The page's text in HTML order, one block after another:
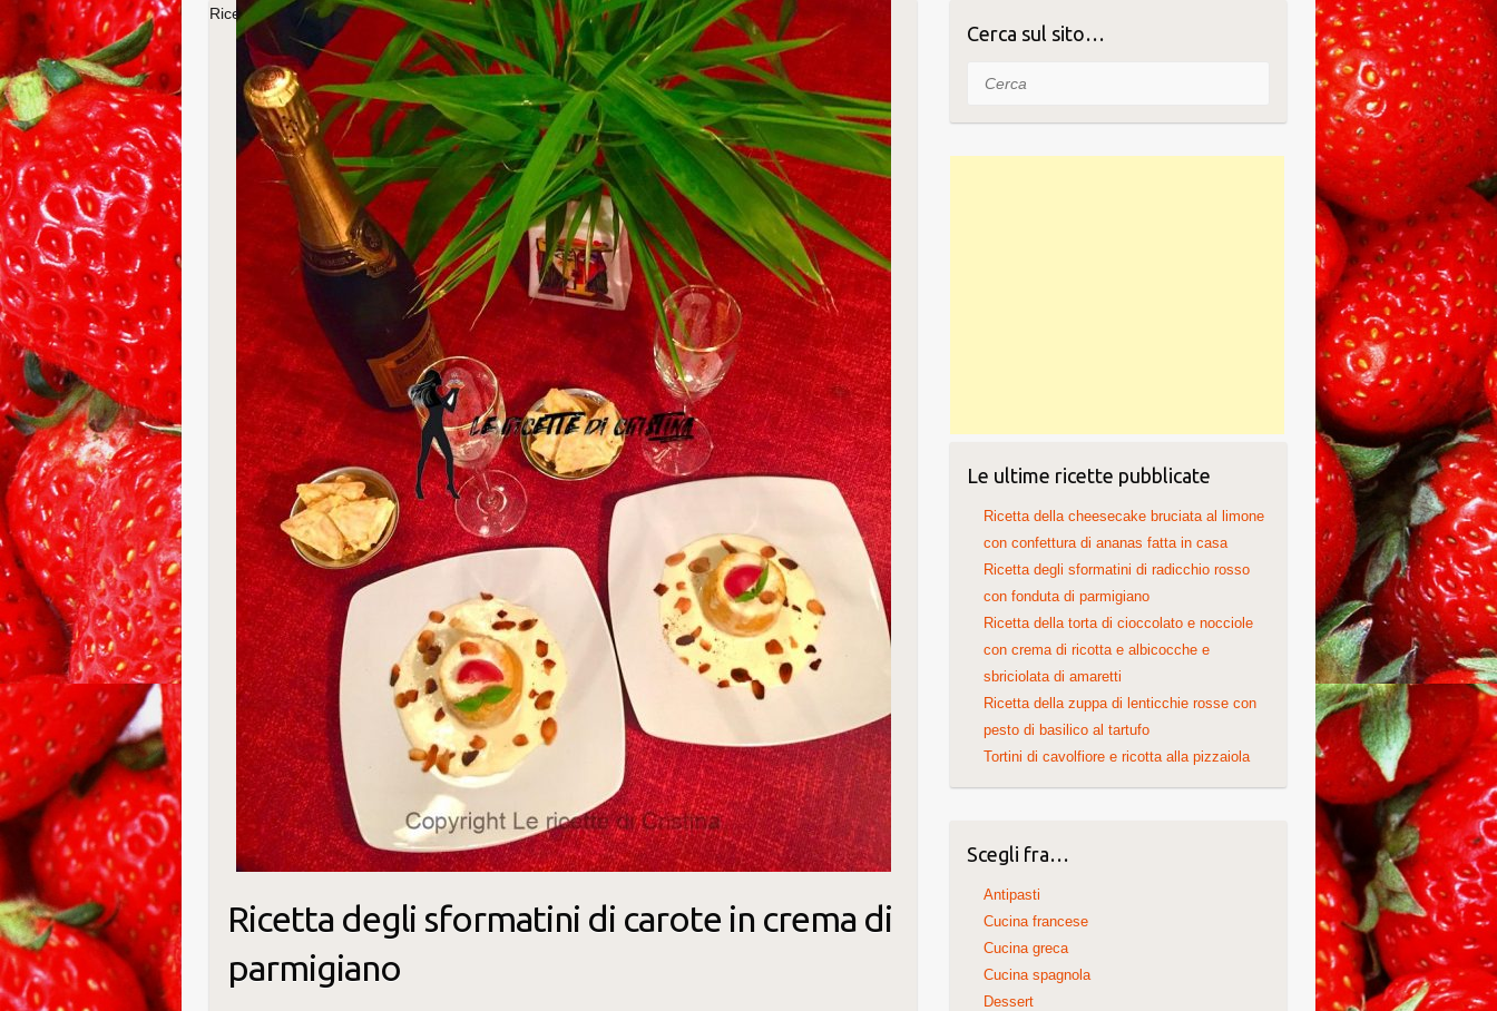
Ricetta degli sformatini di carote in crema di parmigiano
Ricetta degli sformatini di carote in crema di
parmigiano
Cerca sul sito…
Cerca
Le ultime ricette pubblicate
Ricetta della cheesecake bruciata al limone
con confettura di ananas fatta in casa
Ricetta degli sformatini di radicchio rosso
con fonduta di parmigiano
Ricetta della torta di cioccolato e nocciole
con crema di ricotta e albicocche e
sbriciolata di amaretti
Ricetta della zuppa di lenticchie rosse con
pesto di basilico al tartufo
Tortini di cavolfiore e ricotta alla pizzaiola
Scegli fra…
Antipasti
Cucina francese
Cucina greca
Cucina spagnola
Dessert